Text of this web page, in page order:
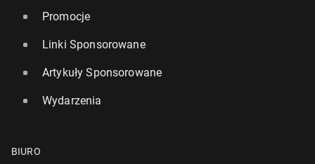
Promocje
Linki Sponsorowane
Artykuły Sponsorowane
Wydarzenia
BIURO